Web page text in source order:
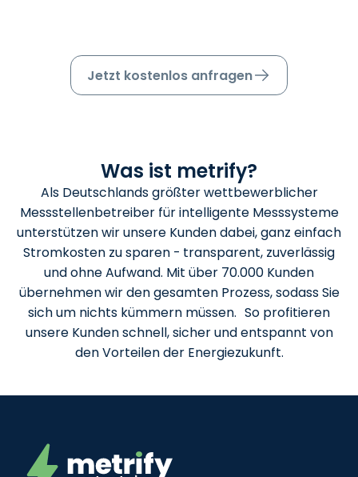
Jetzt kostenlos anfragen
Was ist metrify?
Als Deutschlands größter wettbewerblicher
Messstellenbetreiber für intelligente Messsysteme
unterstützen wir unsere Kunden dabei, ganz einfach
Stromkosten zu sparen - transparent, zuverlässig
und ohne Aufwand. Mit über 70.000 Kunden
übernehmen wir den gesamten Prozess, sodass Sie
sich um nichts kümmern müssen. So profitieren
unsere Kunden schnell, sicher und entspannt von
den Vorteilen der Energiezukunft.